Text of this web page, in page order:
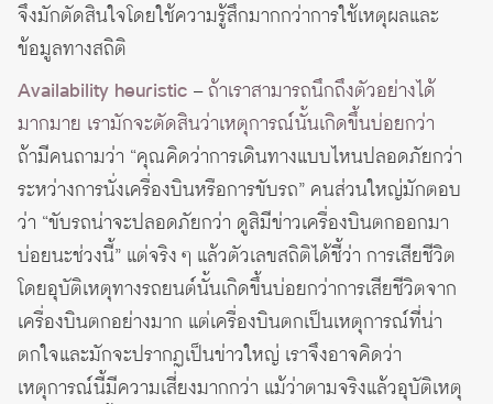
จึงมักตัดสินใจโดยใช้ความรู้สึกมากกว่าการใช้เหตุผลและ
ข้อมูลทางสถิติ
Availability heuristic –ถ้าเราสามารถนึกถึงตัวอย่างได้
มากมาย เรามักจะตัดสินว่าเหตุการณ์นั้นเกิดขึ้นบ่อยกว่า
ถ้ามีคนถามว่า “คุณคิดว่าการเดินทางแบบไหนปลอดภัยกว่า
ระหว่างการนั่งเครื่องบินหรือการขับรถ” คนส่วนใหญ่มักตอบ
ว่า “ขับรถน่าจะปลอดภัยกว่า ดูสิมีข่าวเครื่องบินตกออกมา
บ่อยนะช่วงนี้” แต่จริง ๆ แล้วตัวเลขสถิติได้ชี้ว่า การเสียชีวิต
โดยอุบัติเหตุทางรถยนต์นั้นเกิดขึ้นบ่อยกว่าการเสียชีวิตจาก
เครื่องบินตกอย่างมาก แต่เครื่องบินตกเป็นเหตุการณ์ที่น่า
ตกใจและมักจะปรากฏเป็นข่าวใหญ่ เราจึงอาจคิดว่า
เหตุการณ์นี้มีความเสี่ยงมากกว่า แม้ว่าตามจริงแล้วอุบัติเหตุ